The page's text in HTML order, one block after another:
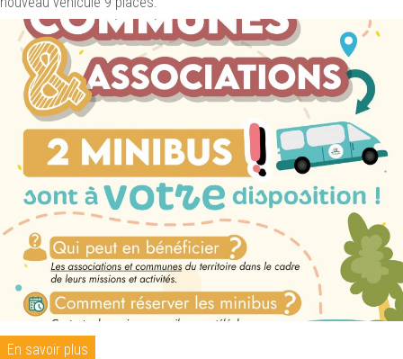
En savoir plus